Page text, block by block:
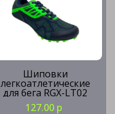
Шиповки
легкоатлетические
для бега RGX-LT02
127.00 р